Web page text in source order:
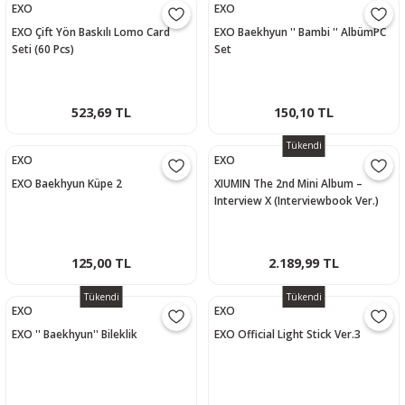
EXO
EXO Çift Yön Baskılı Lomo Card
Seti (60 Pcs)
523,69 TL
EXO
EXO Baekhyun '' Bambi '' AlbümPC
Set
150,10 TL
EXO
EXO Baekhyun Küpe 2
125,00 TL
Tükendi
EXO
XIUMIN The 2nd Mini Album –
Interview X (Interviewbook Ver.)
2.189,99 TL
Tükendi
EXO
EXO '' Baekhyun'' Bileklik
Tükendi
EXO
EXO Official Light Stick Ver.3